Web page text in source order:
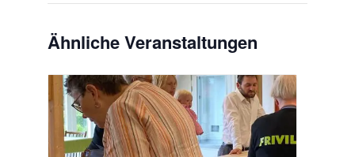
Ähnliche Veranstaltungen